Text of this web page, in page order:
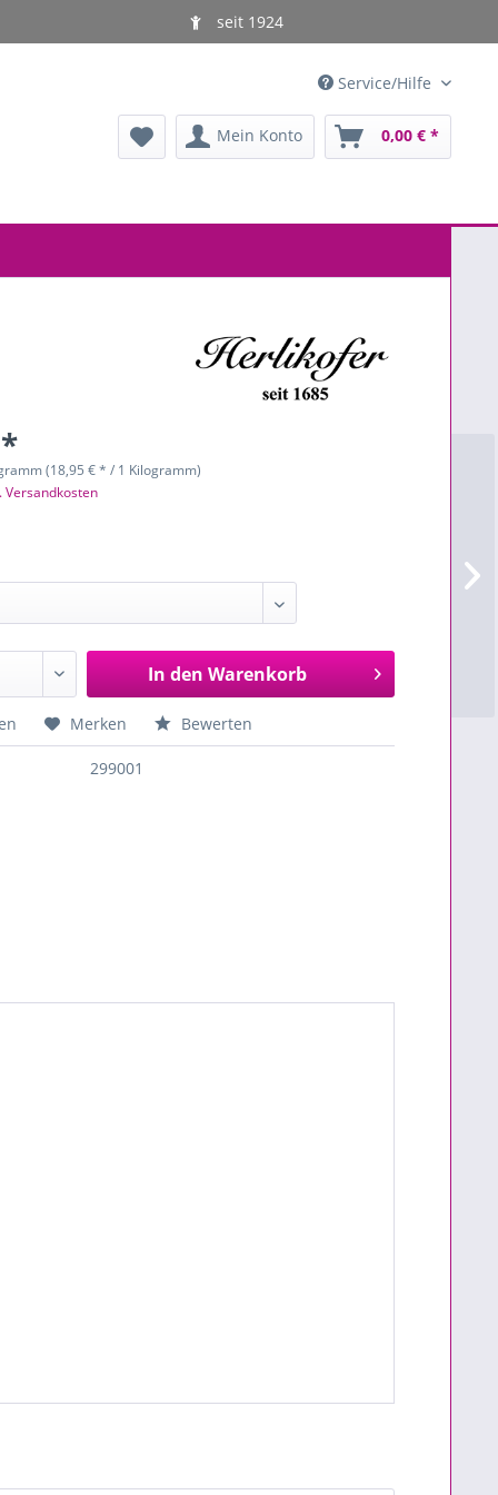
seit 1924
Service/Hilfe
Mein Konto 0,00 € *
(18,95 € * / 1 Kilogramm)
Versandkosten
In den Warenkorb
Merken Bewerten
299001